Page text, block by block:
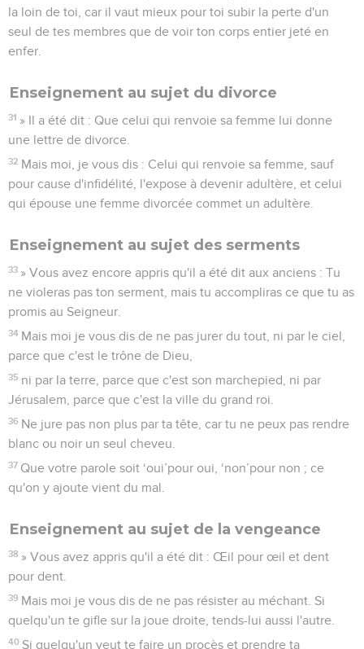
la loin de toi, car il vaut mieux pour toi subir la perte d'un
seul de tes membres que de voir ton corps entier jeté en
enfer.
Enseignement au sujet du divorce
31 » Il a été dit : Que celui qui renvoie sa femme lui donne
une lettre de divorce.
32 Mais moi, je vous dis : Celui qui renvoie sa femme, sauf
pour cause d'infidélité, l'expose à devenir adultère, et celui
qui épouse une femme divorcée commet un adultère.
Enseignement au sujet des serments
33 » Vous avez encore appris qu'il a été dit aux anciens : Tu
ne violeras pas ton serment, mais tu accompliras ce que tu as
promis au Seigneur.
34 Mais moi je vous dis de ne pas jurer du tout, ni par le ciel,
parce que c'est le trône de Dieu,
35 ni par la terre, parce que c'est son marchepied, ni par
Jérusalem, parce que c'est la ville du grand roi.
36 Ne jure pas non plus par ta tête, car tu ne peux pas rendre
blanc ou noir un seul cheveu.
37 Que votre parole soit ‘oui’pour oui, ‘non’pour non ; ce
qu'on y ajoute vient du mal.
Enseignement au sujet de la vengeance
38 » Vous avez appris qu'il a été dit : Œil pour œil et dent
pour dent.
39 Mais moi je vous dis de ne pas résister au méchant. Si
quelqu'un te gifle sur la joue droite, tends-lui aussi l'autre.
40 Si quelqu'un veut te faire un procès et prendre ta